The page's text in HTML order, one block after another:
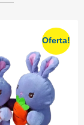
Oferta!